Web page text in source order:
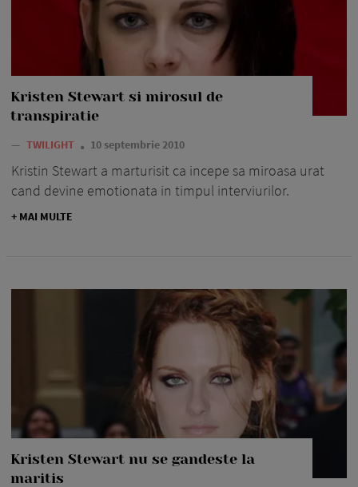
Kristen Stewart si mirosul de
transpiratie
— TWILIGHT 10 septembrie 2010
Kristin Stewart a marturisit ca incepe sa miroasa urat
cand devine emotionata in timpul interviurilor.
+ MAI MULTE
Kristen Stewart nu se gandeste la
maritis